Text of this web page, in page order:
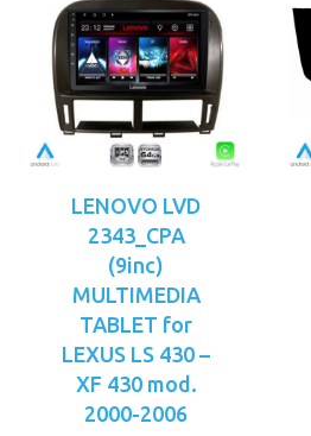
LENOVO LVD
2343_CPA
(9inc)
MULTIMEDIA
TABLET for
LEXUS LS 430 –
XF 430 mod.
2000-2006